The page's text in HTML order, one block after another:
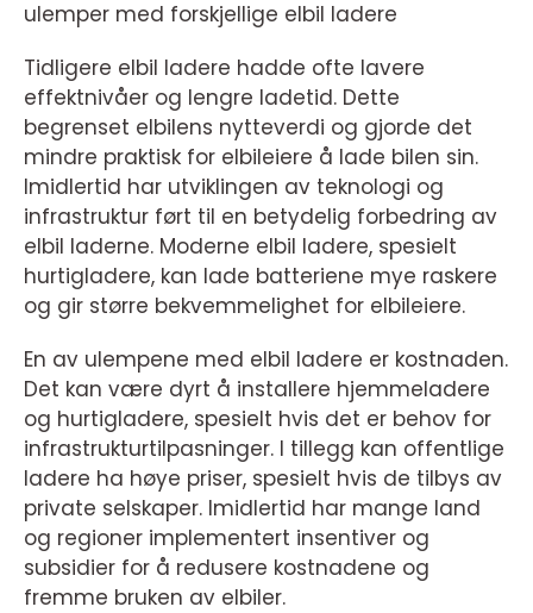
ulemper med forskjellige elbil ladere
Tidligere elbil ladere hadde ofte lavere
effektnivåer og lengre ladetid. Dette
begrenset elbilens nytteverdi og gjorde det
mindre praktisk for elbileiere å lade bilen sin.
Imidlertid har utviklingen av teknologi og
infrastruktur ført til en betydelig forbedring av
elbil laderne. Moderne elbil ladere, spesielt
hurtigladere, kan lade batteriene mye raskere
og gir større bekvemmelighet for elbileiere.
En av ulempene med elbil ladere er kostnaden.
Det kan være dyrt å installere hjemmeladere
og hurtigladere, spesielt hvis det er behov for
infrastrukturtilpasninger. I tillegg kan offentlige
ladere ha høye priser, spesielt hvis de tilbys av
private selskaper. Imidlertid har mange land
og regioner implementert insentiver og
subsidier for å redusere kostnadene og
fremme bruken av elbiler.